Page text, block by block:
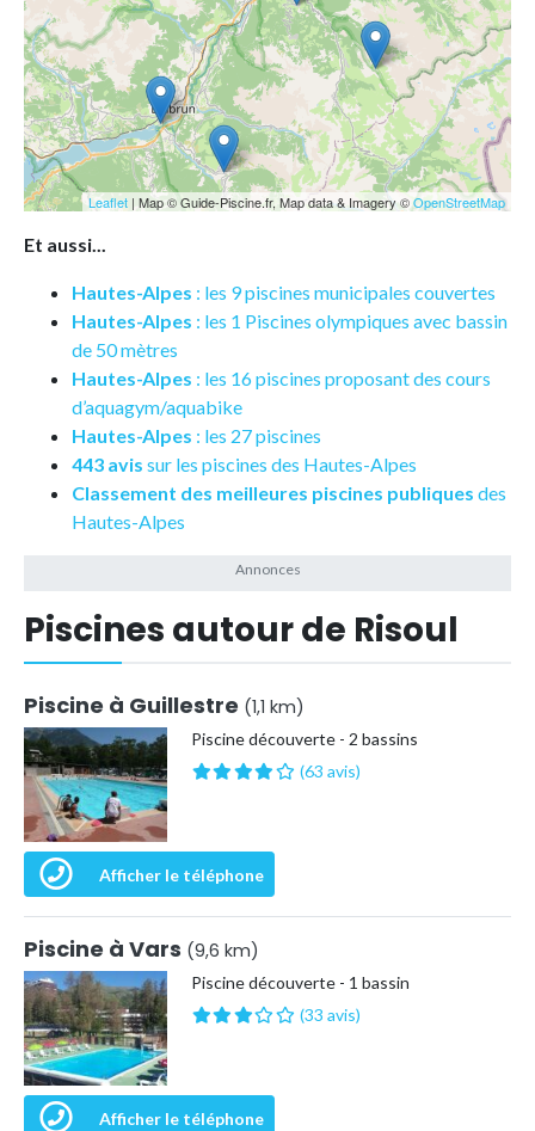
Leaflet | Map © Guide-Piscine.fr, Map data & Imagery ©OpenStreetMap
Et aussi...
Hautes-Alpes : les 9 piscines municipales couvertes
Hautes-Alpes : les 1 Piscines olympiques avec bassin
de 50 mètres
Hautes-Alpes : les 16 piscines proposant des cours
d’aquagym/aquabike
Hautes-Alpes : les 27 piscines
443 avis sur les piscines des Hautes-Alpes
Classement des meilleures piscines publiques des
Hautes-Alpes
Piscines autour de Risoul
Piscine à Guillestre (1,1 km)
Piscine découverte - 2 bassins
(63 avis)
Afficher le téléphone
Piscine à Vars (9,6 km)
Piscine découverte - 1 bassin
(33 avis)
Afficher le téléphone